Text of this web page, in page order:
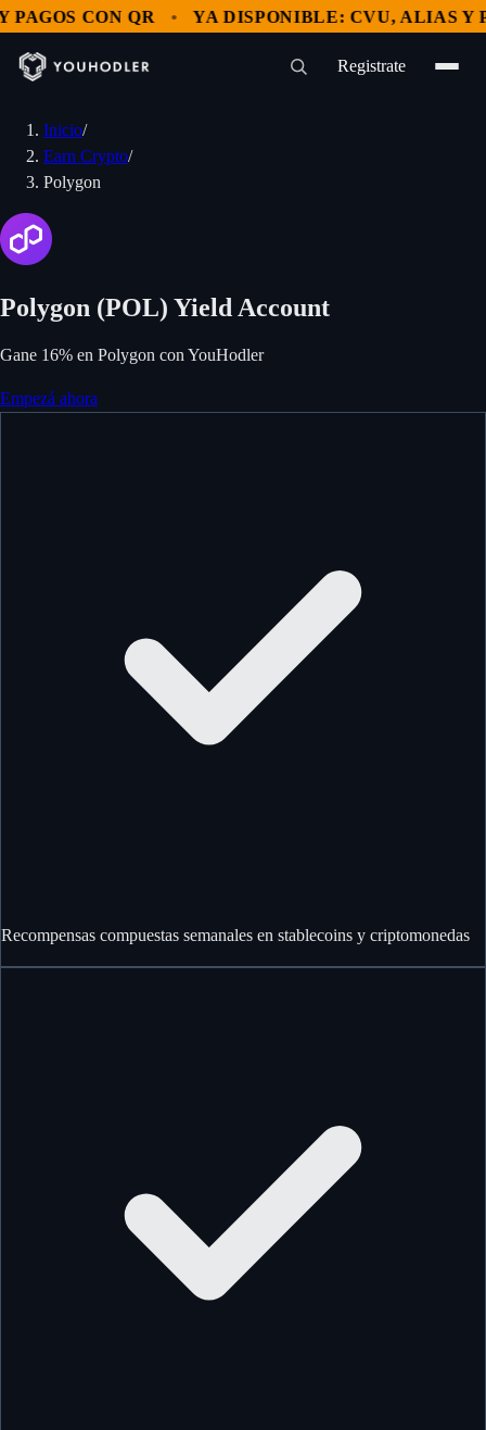
CON QR YA DISPONIBLE: CVU, ALIAS Y
Registrate
Inicio/
Earn Crypto/
Polygon
Polygon (POL) Yield Account
Gane 16% en Polygon con YouHodler
Empezá ahora
Recompensas compuestas semanales en stablecoins y criptomonedas